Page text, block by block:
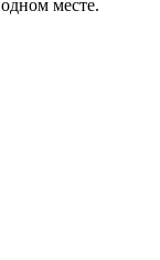
месте.